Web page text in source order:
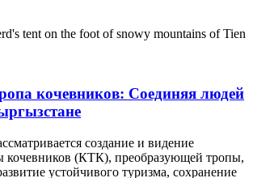
кочевников: Соединяя людей
создание и видение
кочевников (КТК), преобразующей тропы,
устойчивого туризма, сохранение